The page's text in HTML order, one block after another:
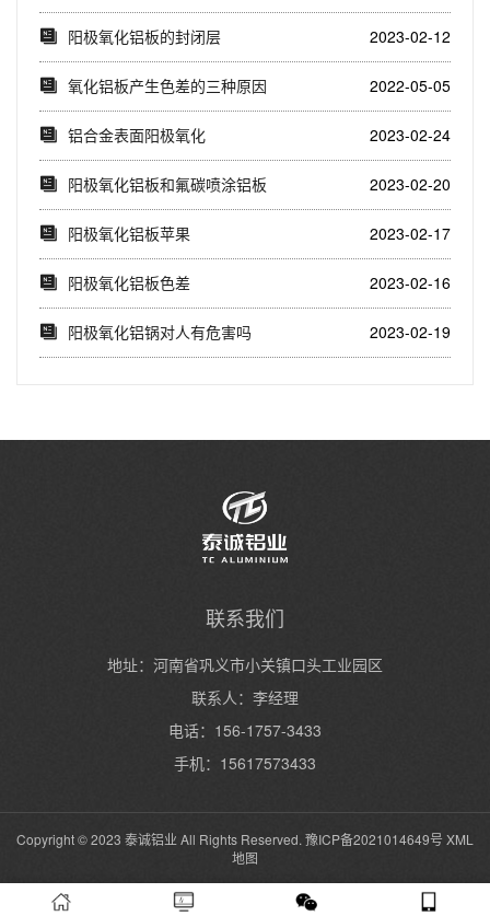
阳极氧化铝板的封闭层 2023-02-12
氧化铝板产生色差的三种原因 2022-05-05
铝合金表面阳极氧化 2023-02-24
阳极氧化铝板和氟碳喷涂铝板
的区别
2023-02-20
阳极氧化铝板苹果 2023-02-17
阳极氧化铝板色差 2023-02-16
阳极氧化铝锅对人有危害吗 2023-02-19
联系我们
地址：河南省巩义市小关镇口头工业园区
联系人：李经理
电话：156-1757-3433
手机：15617573433
Copyright © 2023 泰诚铝业 All Rights Reserved. 豫ICP备2021014649号 XML
地图